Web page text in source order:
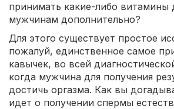
принимать какие-либо витамины
мужчинам дополнительно?
Для этого существует простое
пожалуй, единственное самое
кавычек, во всей
когда мужчина для получения
достичь оргазма. Как вы
идет о получении спермы